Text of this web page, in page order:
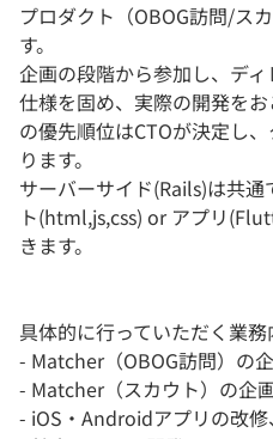
プロダクト（OBOG訪問/ス
す。
企画の段階から参加し、デ
仕様を固め、実際の開発を
の優先順位はCTOが決定し
ります。
サーバーサイド(Rails)は共
ト(html,js,css) or アプリ
きます。
具体的に行っていただく業
- Matcher（OBOG訪問）の
- Matcher（スカウト）の企
- iOS・Androidアプリの改修